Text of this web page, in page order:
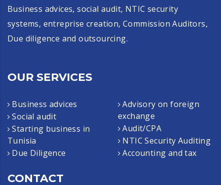
Business advices, social audit, NTIC security
systems, entreprise creation, Commission Auditors,
Due diligence and outsourcing.
OUR SERVICES
Business advices
Social audit
Starting business in
Tunisia
Due Diligence
Advisory on foreign
exchange
Audit/CPA
NTIC Security Auditing
Accounting and tax
CONTACT